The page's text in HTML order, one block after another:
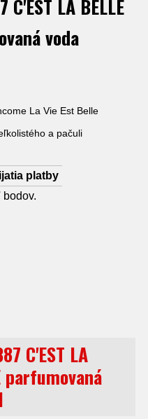
LA BELLE
voda
La Vie Est Belle
a pačuli
platby
bodov.
C'EST LA
parfumovaná